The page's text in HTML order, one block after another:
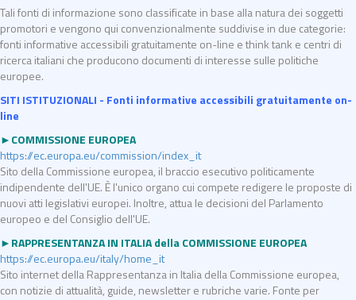
Tali fonti di informazione sono classificate in base alla natura dei soggetti
promotori e vengono qui convenzionalmente suddivise in due categorie:
fonti informative accessibili gratuitamente on-line e think tank e centri di
ricerca italiani che producono documenti di interesse sulle politiche
europee.
SITI ISTITUZIONALI - Fonti informative accessibili gratuitamente on-
line
►COMMISSIONE EUROPEA
https://ec.europa.eu/commission/index_it
Sito della Commissione europea, il braccio esecutivo politicamente
indipendente dell'UE. È l'unico organo cui compete redigere le proposte di
nuovi atti legislativi europei. Inoltre, attua le decisioni del Parlamento
europeo e del Consiglio dell'UE.
►RAPPRESENTANZA IN ITALIA della COMMISSIONE EUROPEA
https://ec.europa.eu/italy/home_it
Sito internet della Rappresentanza in Italia della Commissione europea,
con notizie di attualità, guide, newsletter e rubriche varie. Fonte per